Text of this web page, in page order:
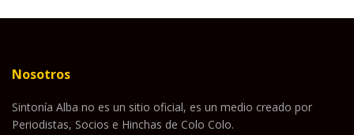
Nosotros
Sintonía Alba no es un sitio oficial, es un medio creado por
Periodistas, Socios e Hinchas de Colo Colo.